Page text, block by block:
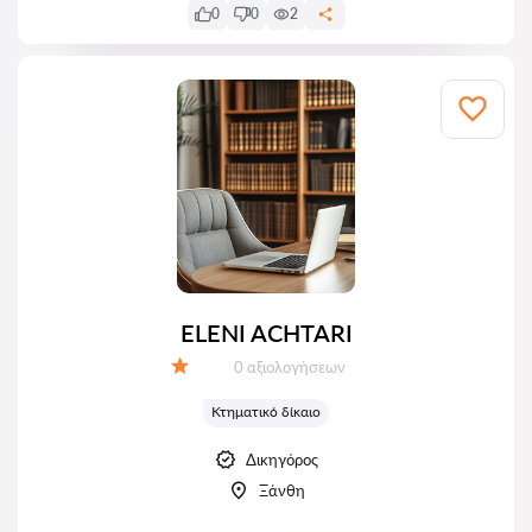
0 0 2
ELENI ACHTARI
Αξιολογήσεις:
0 αξιολογήσεων
Κτηματικό δίκαιο
Δικηγόρος
Ξάνθη